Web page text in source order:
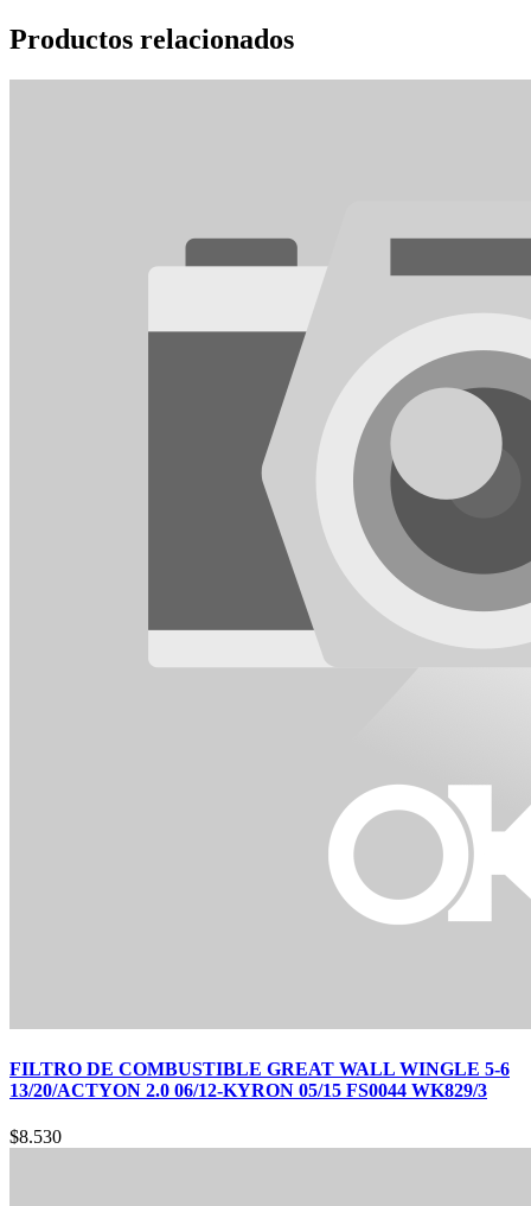
Productos relacionados
FILTRO DE COMBUSTIBLE GREAT WALL WINGLE 5-6
13/20/ACTYON 2.0 06/12-KYRON 05/15 FS0044 WK829/3
$8.530